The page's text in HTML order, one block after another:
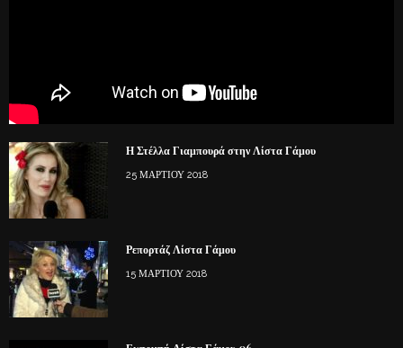
Η Στέλλα Γιαμπουρά στην Λίστα Γάμου
25 ΜΑΡΤΊΟΥ 2018
Ρεπορτάζ Λίστα Γάμου
15 ΜΑΡΤΊΟΥ 2018